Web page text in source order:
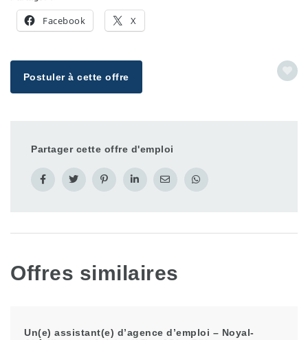
Facebook X
Postuler à cette offre
Partager cette offre d'emploi
Offres similaires
Un(e) assistant(e) d’agence d’emploi – Noyal-